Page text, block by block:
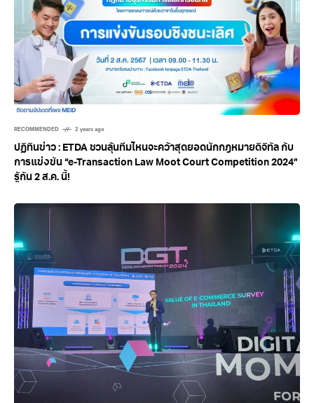
RECOMMENDED 2 years ago
ปฏิทินข่าว : ETDA ชวนลุ้นทีมไหนจะคว้าสุดยอดนักกฎหมายดิจิทัล กับ
การแข่งขัน “e-Transaction Law Moot Court Competition 2024”
รู้กัน 2 ส.ค. นี้!